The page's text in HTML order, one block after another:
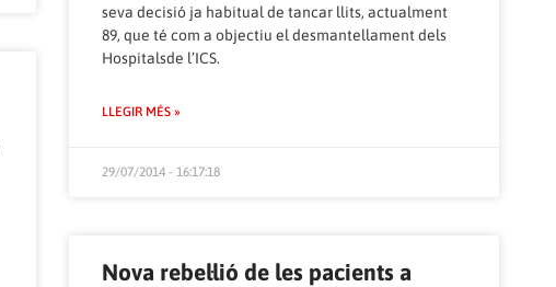
seva decisió ja habitual de tancar llits, actualment
89, que té com a objectiu el desmantellament dels
Hospitalsde l’ICS.
LLEGIR MÉS »
29/07/2014 - 16:17:18
Nova rebel·lió de les pacients a